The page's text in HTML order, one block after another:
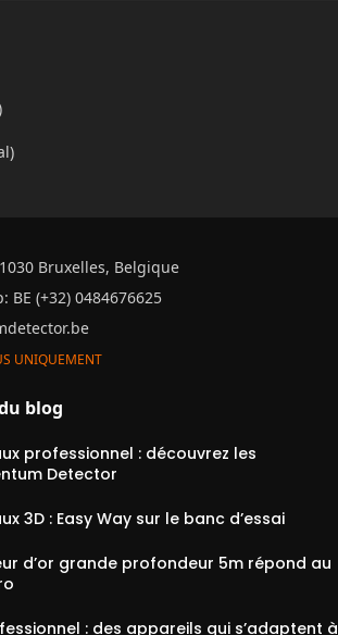
Bruxelles, Belgique
BE (+32) 0484676625
UNIQUEMENT
blog
professionnel : découvrez les
Detector
3D : Easy Way sur le banc d’essai
d’or grande profondeur 5m répond au
: des appareils qui s’adaptent à